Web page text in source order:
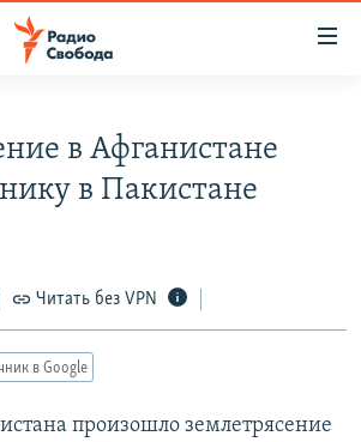
в Афганистане
в Пакистане
Читать без VPN
в Google
произошло землетрясение